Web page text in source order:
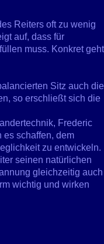
Reiters oft zu wenig
auf, dass für
muss. Konkret geht
Sitz auch die
so erschließt sich die
Frederic
es schaffen, dem
zu entwickeln.
seinen natürlichen
gleichzeitig auch
wichtig und wirken